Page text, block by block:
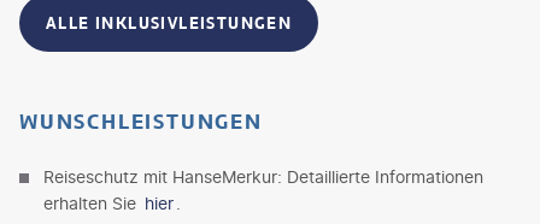
ALLE INKLUSIVLEISTUNGEN
WUNSCHLEISTUNGEN
Reiseschutz mit HanseMerkur: Detaillierte Informationen
erhalten Sie hier